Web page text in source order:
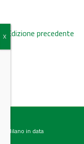
Edizione precedente
Milano in data